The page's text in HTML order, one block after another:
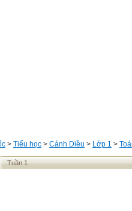
> Tiểu học > Cánh Diều > Lớp 1 >
Tuần 1